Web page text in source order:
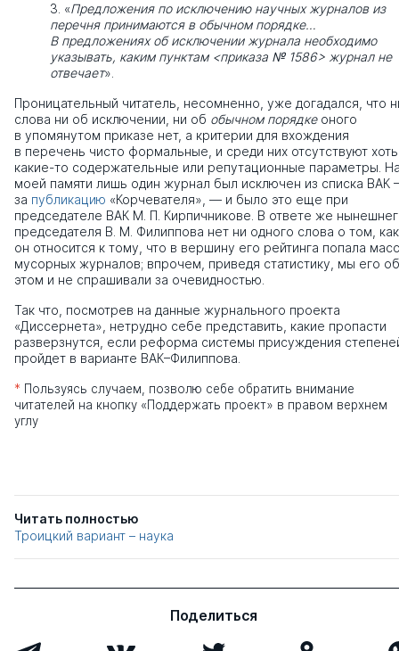
3. «Предложения по исключению научных журналов из
перечня принимаются в обычном порядке…
В предложениях об исключении журнала необходимо
указывать, каким пунктам <приказа № 1586> журнал не
отвечает».
Проницательный читатель, несомненно, уже догадался, что
слова ни об исключении, ни об обычном порядкеоного
в упомянутом приказе нет, а критерии для вхождения
в перечень чисто формальные, и среди них отсутствуют хоть
какие-то содержательные или репутационные параметры.
моей памяти лишь один журнал был исключен из списка ВАК
за публикацию «Корчевателя», — и было это еще при
председателе ВАК М. П. Кирпичникове. В ответе же
председателя В. М. Филиппова нет ни одного слова о том, как
он относится к тому, что в вершину его рейтинга попала
мусорных журналов; впрочем, приведя статистику, мы его об
этом и не спрашивали за очевидностью.
Так что, посмотрев на данные журнального проекта
«Диссернета», нетрудно себе представить, какие пропасти
разверзнутся, если реформа системы присуждения
пройдет в варианте ВАК–Филиппова.
* Пользуясь случаем, позволю себе обратить внимание
читателей на кнопку «Поддержать проект» в правом верхнем
углу
Читать полностью
Троицкий вариант – наука
Поделиться